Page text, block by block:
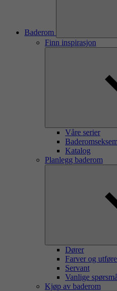
Baderom
Finn inspirasjon
Våre serier
Katalog
Planlegg baderom
Dører
Farver og
Servant
Vanlige
Kjøp av baderom